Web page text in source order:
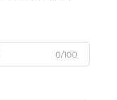
0/100